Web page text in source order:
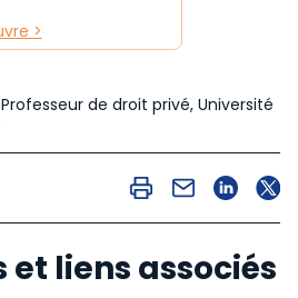
>
de droit privé, Université
liens associés